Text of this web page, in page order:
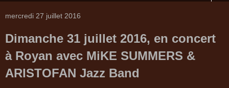
mercredi 27 juillet 2016
Dimanche 31 juillet 2016, en concert
à Royan avec MiKE SUMMERS &
ARISTOFAN Jazz Band